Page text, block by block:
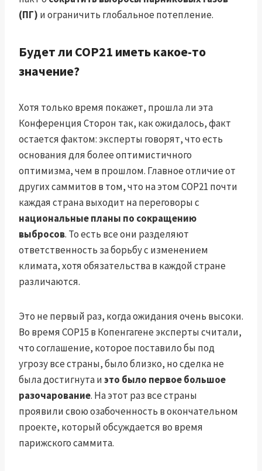
(ПГ) и ограничить глобальное потепление.
Будет ли COP21 иметь какое-то
значение?
Хотя только время покажет, прошла ли эта
Конференция Сторон так, как ожидалось, факт
остается фактом: эксперты говорят, что есть
основания для более оптимистичного
оптимизма, чем в прошлом. Главное отличие от
других саммитов в том, что на этом COP21 почти
каждая страна выходит на переговоры с
национальные планы по сокращению
выбросов. То есть все они разделяют
ответственность за борьбу с изменением
климата, хотя обязательства в каждой стране
различаются.
Это не первый раз, когда ожидания очень высоки.
Во время COP15 в Копенгагене эксперты считали,
что соглашение, которое поставило бы под
угрозу все страны, было близко, но сделка не
была достигнута иэто было первое большое
разочарование. На этот раз все страны
проявили свою озабоченность в окончательном
проекте, который обсуждается во время
парижского саммита.